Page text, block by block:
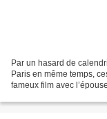
Par un hasard de
Paris en même temps,
fameux film avec